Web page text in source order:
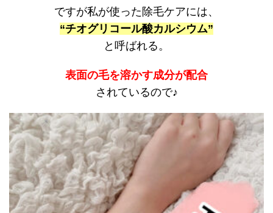
ですが私が使った除毛ケアには、
“チオグリコール酸カルシウム”
と呼ばれる。
表面の毛を溶かす成分が配合
されているので♪